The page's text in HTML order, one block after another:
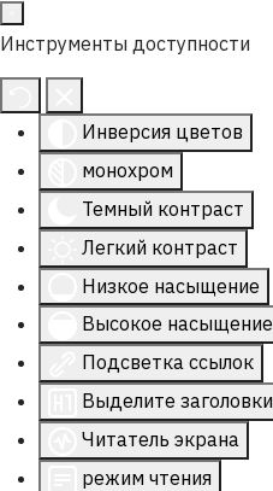
Инструменты доступности
Инверсия цветов
монохром
Темный контраст
Легкий контраст
Низкое насыщение
Высокое насыщение
Подсветка ссылок
Выделите заголовки
Читатель экрана
режим чтения